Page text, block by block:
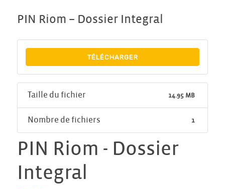
PIN Riom – Dossier Integral
TÉLÉCHARGER
Taille du fichier 14.95 MB
Nombre de fichiers 1
PIN Riom - Dossier
Integral